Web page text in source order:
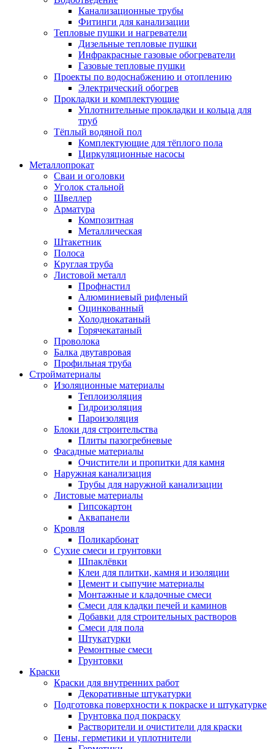
Канализационные трубы
Фитинги для канализации
Тепловые пушки и нагреватели
Дизельные тепловые пушки
Инфракрасные газовые обогреватели
Газовые тепловые пушки
Проекты по водоснабжению и отоплению
Электрический обогрев
Прокладки и комплектующие
Уплотнительные прокладки и кольца для
труб
Тёплый водяной пол
Комплектующие для тёплого пола
Циркуляционные насосы
Металлопрокат
Сваи и оголовки
Уголок стальной
Швеллер
Арматура
Композитная
Металлическая
Штакетник
Полоса
Круглая труба
Листовой металл
Профнастил
Алюминиевый рифленый
Оцинкованный
Холоднокатаный
Горячекатаный
Проволока
Балка двутавровая
Профильная труба
Стройматериалы
Изоляционные материалы
Теплоизоляция
Гидроизоляция
Пароизоляция
Блоки для строительства
Плиты пазогребневые
Фасадные материалы
Очистители и пропитки для камня
Наружная канализация
Трубы для наружной канализации
Листовые материалы
Гипсокартон
Аквапанели
Кровля
Поликарбонат
Сухие смеси и грунтовки
Шпаклёвки
Клеи для плитки, камня и изоляции
Цемент и сыпучие материалы
Монтажные и кладочные смеси
Смеси для кладки печей и каминов
Добавки для строительных растворов
Смеси для пола
Штукатурки
Ремонтные смеси
Грунтовки
Краски
Краски для внутренних работ
Декоративные штукатурки
Подготовка поверхности к покраске и штукатурке
Грунтовка под покраску
Растворители и очистители для краски
Пены, герметики и уплотнители